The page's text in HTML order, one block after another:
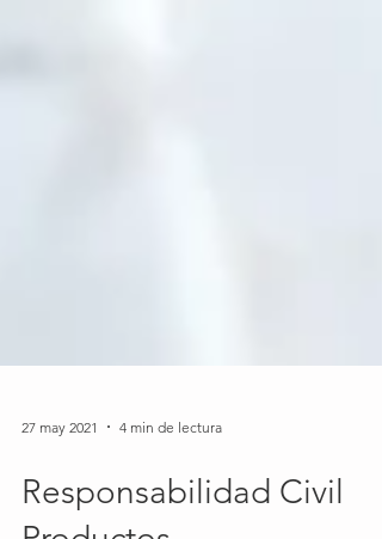
27 may 2021